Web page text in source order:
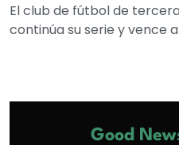
El club de fútbol de
continúa su serie y vence
Good